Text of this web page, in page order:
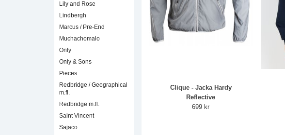
Lily and Rose
Lindbergh
Marcus / Pre-End
Muchachomalo
Only
Only & Sons
Pieces
Redbridge / Geographical
m.fl.
Redbridge m.fl.
Saint Vincent
Sajaco
Clique - Jacka Hardy
Reflective
699 kr